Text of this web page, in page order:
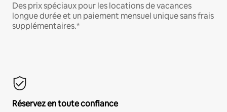
Des prix spéciaux pour les locations de vacances
longue durée et un paiement mensuel unique sans frais
supplémentaires.*
Réservez en toute confiance